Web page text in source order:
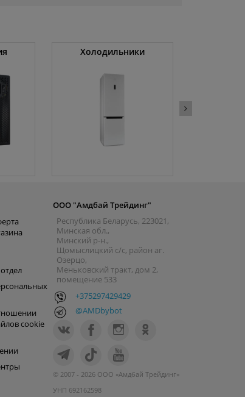
Холодильники
cookie
ООО "Амдбай Трейдинг"
Республика Беларусь, 223021,
Минская обл.,
Минский р-н.,
Щомыслицкий с/с, район аг.
Озерцо,
Меньковский тракт, дом 2,
помещение 533
+375297429429
@AMDbybot
© 2007 - 2026 ООО «Амдбай Трейдинг»
УНП 692162598